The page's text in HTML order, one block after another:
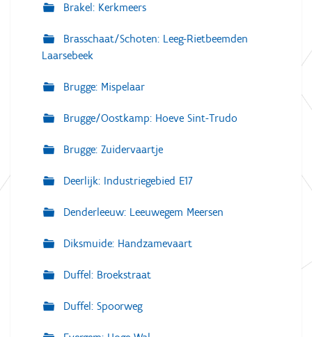
Brakel: Kerkmeers
Brasschaat/Schoten: Leeg-Rietbeemden
Laarsebeek
Brugge: Mispelaar
Brugge/Oostkamp: Hoeve Sint-Trudo
Brugge: Zuidervaartje
Deerlijk: Industriegebied E17
Denderleeuw: Leeuwegem Meersen
Diksmuide: Handzamevaart
Duffel: Broekstraat
Duffel: Spoorweg